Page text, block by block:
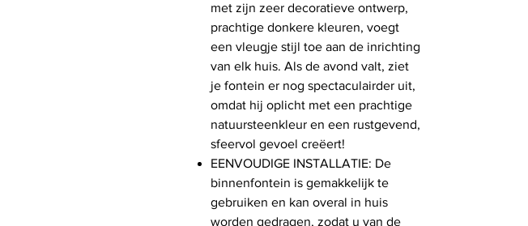
met zijn zeer decoratieve ontwerp,
prachtige donkere kleuren, voegt
een vleugje stijl toe aan de inrichting
van elk huis. Als de avond valt, ziet
je fontein er nog spectaculairder uit,
omdat hij oplicht met een prachtige
natuursteenkleur en een rustgevend,
sfeervol gevoel creëert!
EENVOUDIGE INSTALLATIE: De
binnenfontein is gemakkelijk te
gebruiken en kan overal in huis
worden gedragen, zodat u van de